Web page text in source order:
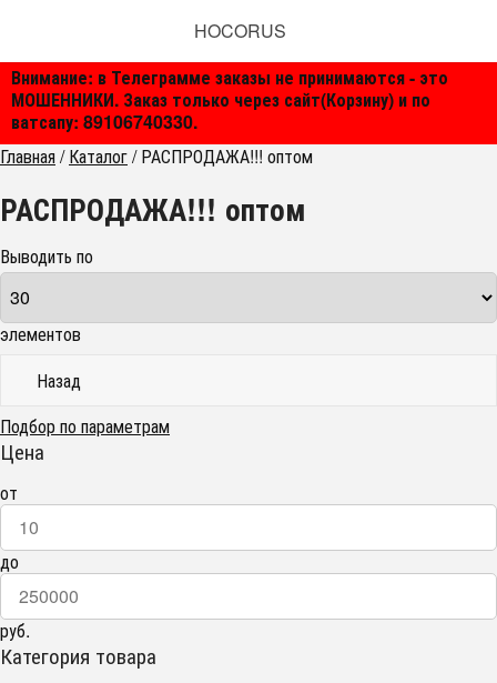
Внимание: в Телеграмме заказы не принимаются - это
МОШЕННИКИ. Заказ только через сайт(Корзину) и по
ватсапу: 89106740330.
HOCORUS
Главная/Каталог/РАСПРОДАЖА!!! оптом
РАСПРОДАЖА!!! оптом
Выводить по
элементов
Назад
Подбор по параметрам
Цена
от
до
руб.
Категория товара